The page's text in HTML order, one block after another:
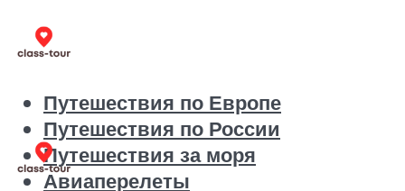
Путешествия по Европе
Путешествия по России
Путешествия за моря
Авиаперелеты